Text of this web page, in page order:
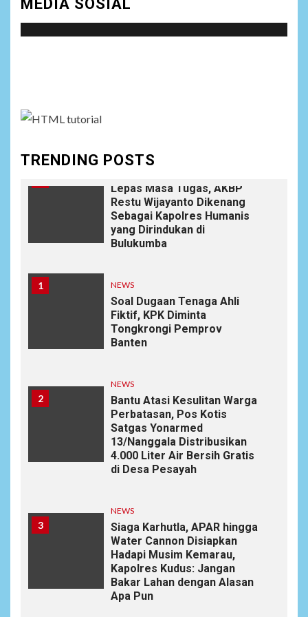
MEDIA SOSIAL
TRENDING POSTS
Satreskrim Polres Batu Bara
Lepas Masa Tugas, AKBP
Restu Wijayanto Dikenang
Sebagai Kapolres Humanis
yang Dirindukan di
Bulukumba
1 NEWS
Soal Dugaan Tenaga Ahli
Fiktif, KPK Diminta
Tongkrongi Pemprov
Banten
2
NEWS
Bantu Atasi Kesulitan Warga
Perbatasan, Pos Kotis
Satgas Yonarmed
13/Nanggala Distribusikan
4.000 Liter Air Bersih Gratis
di Desa Pesayah
3
NEWS
Siaga Karhutla, APAR hingga
Water Cannon Disiapkan
Hadapi Musim Kemarau,
Kapolres Kudus: Jangan
Bakar Lahan dengan Alasan
Apa Pun